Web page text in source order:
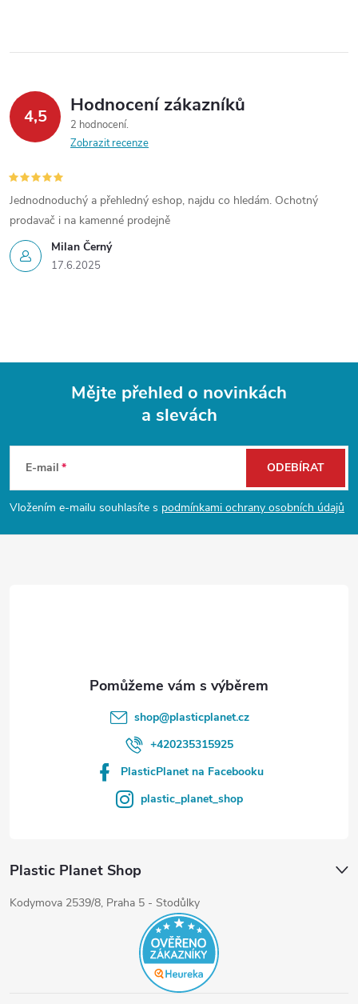
v
ý
p
s
u
4,5 Hodnocení zákazníků
2 hodnocení
Zobrazit recenze
Milan Černý
17.6.2025
Jednodnoduchý a přehledný eshop, najdu co hledám. Ochotný
prodavač i na kamenné prodejně
p
a
Mějte přehled o novinkách
a slevách
E-mail
Vložením e-mailu souhlasíte s podmínkami ochrany osobních údajů
ODEBÍRAT
shop@plasticplanet.cz
+420235315925
PlasticPlanet na Facebooku
plastic_planet_shop
Plastic Planet Shop
Kodymova 2539/8, Praha 5 - Stodůlky